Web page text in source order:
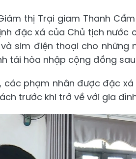
thị Trại giam Thanh
đặc xá của Chủ tịch nước
sim điện thoại cho những
tái hòa nhập cộng đồng
các phạm nhân được đặc
trước khi trở về với gia